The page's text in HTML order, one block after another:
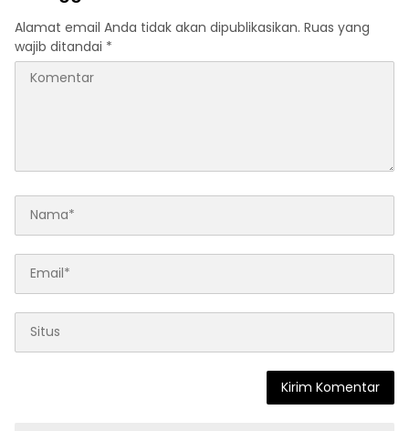
Alamat email Anda tidak akan dipublikasikan. Ruas yang
wajib ditandai *